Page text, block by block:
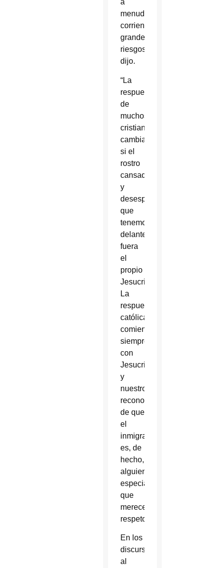
a
menudo
corriendo
grandes
riesgos”,
dijo.
“La
respuesta
de
muchos
cristianos
cambiaría
si el
rostro
cansado
y
desesperado
que
tenemos
delante
fuera
el
propio
Jesucristo.
La
respuesta
católica
comienza
siempre
con
Jesucristo
y
nuestro
reconocimiento
de que
el
inmigrante
es, de
hecho,
alguien
especial
que
merece
respeto”.
En los
discursos
al